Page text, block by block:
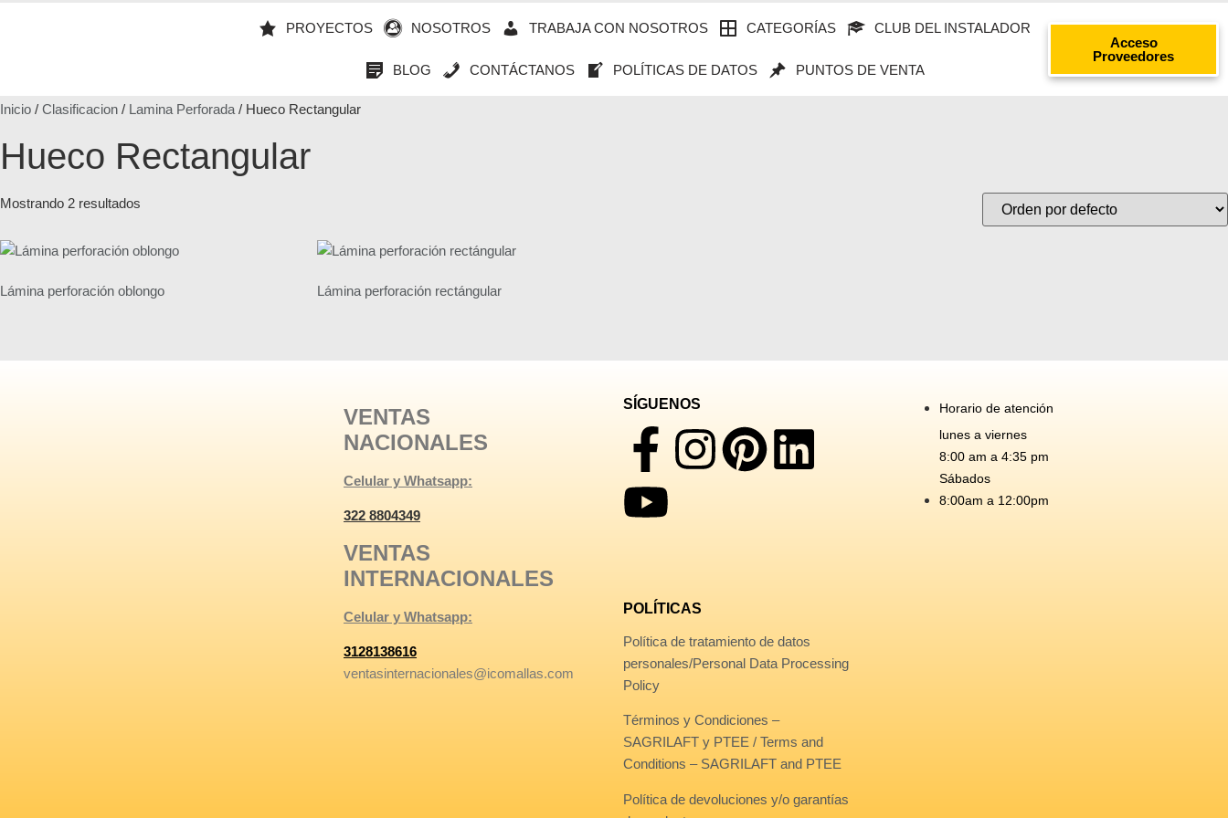
PROYECTOS NOSOTROS TRABAJA CON NOSOTROS CATEGORÍAS CLUB DEL INSTALADOR
BLOG CONTÁCTANOS POLÍTICAS DE DATOS PUNTOS DE VENTA
Acceso
Proveedores
Inicio / Clasificacion / Lamina Perforada / Hueco Rectangular
Hueco Rectangular
Mostrando 2 resultados
Lámina perforación oblongo Lámina perforación rectángular
VENTAS
NACIONALES
Celular y Whatsapp:
322 8804349
VENTAS
INTERNACIONALES
Celular y Whatsapp:
3128138616
ventasinternacionales@icomallas.com
SÍGUENOS
POLÍTICAS
Política de tratamiento de datos
personales/Personal Data Processing
Policy
Términos y Condiciones –
SAGRILAFT y PTEE / Terms and
Conditions – SAGRILAFT and PTEE
Política de devoluciones y/o garantías
Horario de atención
lunes a viernes
8:00 am a 4:35 pm
Sábados
8:00am a 12:00pm